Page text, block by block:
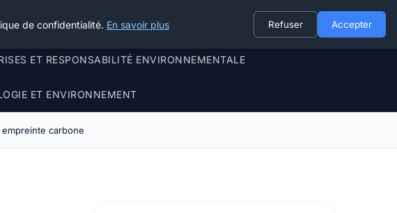
ET RESPONSABILITÉ ENVIRONNEMENTALE
ET ENVIRONNEMENT
carbone
de confidentialité. En savoir plus Refuser Accepter